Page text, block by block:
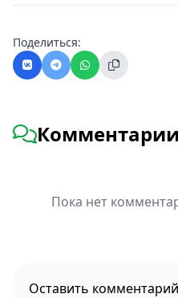
Поделиться:
Комментарии
Пока нет
Оставить комментарий